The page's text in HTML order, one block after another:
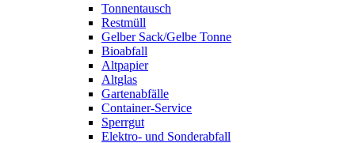
Tonnentausch
Restmüll
Gelber Sack/Gelbe Tonne
Bioabfall
Altpapier
Altglas
Gartenabfälle
Container-Service
Sperrgut
Elektro- und Sonderabfall